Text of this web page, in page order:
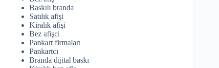
Baskılı branda
Satılık afişi
Kiralık afişi
Bez afişci
Pankart firmaları
Pankartcı
Branda dijital baskı